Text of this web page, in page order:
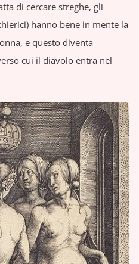
di cercare streghe, gli
hanno bene in mente la
e questo diventa
cui il diavolo entra nel